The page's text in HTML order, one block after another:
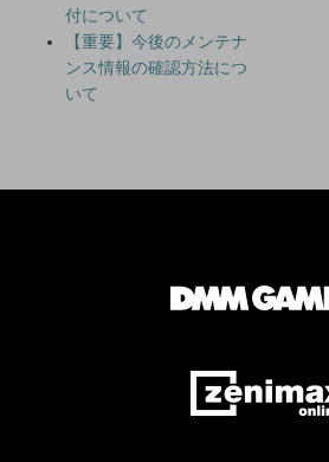
付について
【重要】今後のメンテナ
ンス情報の確認方法につ
いて